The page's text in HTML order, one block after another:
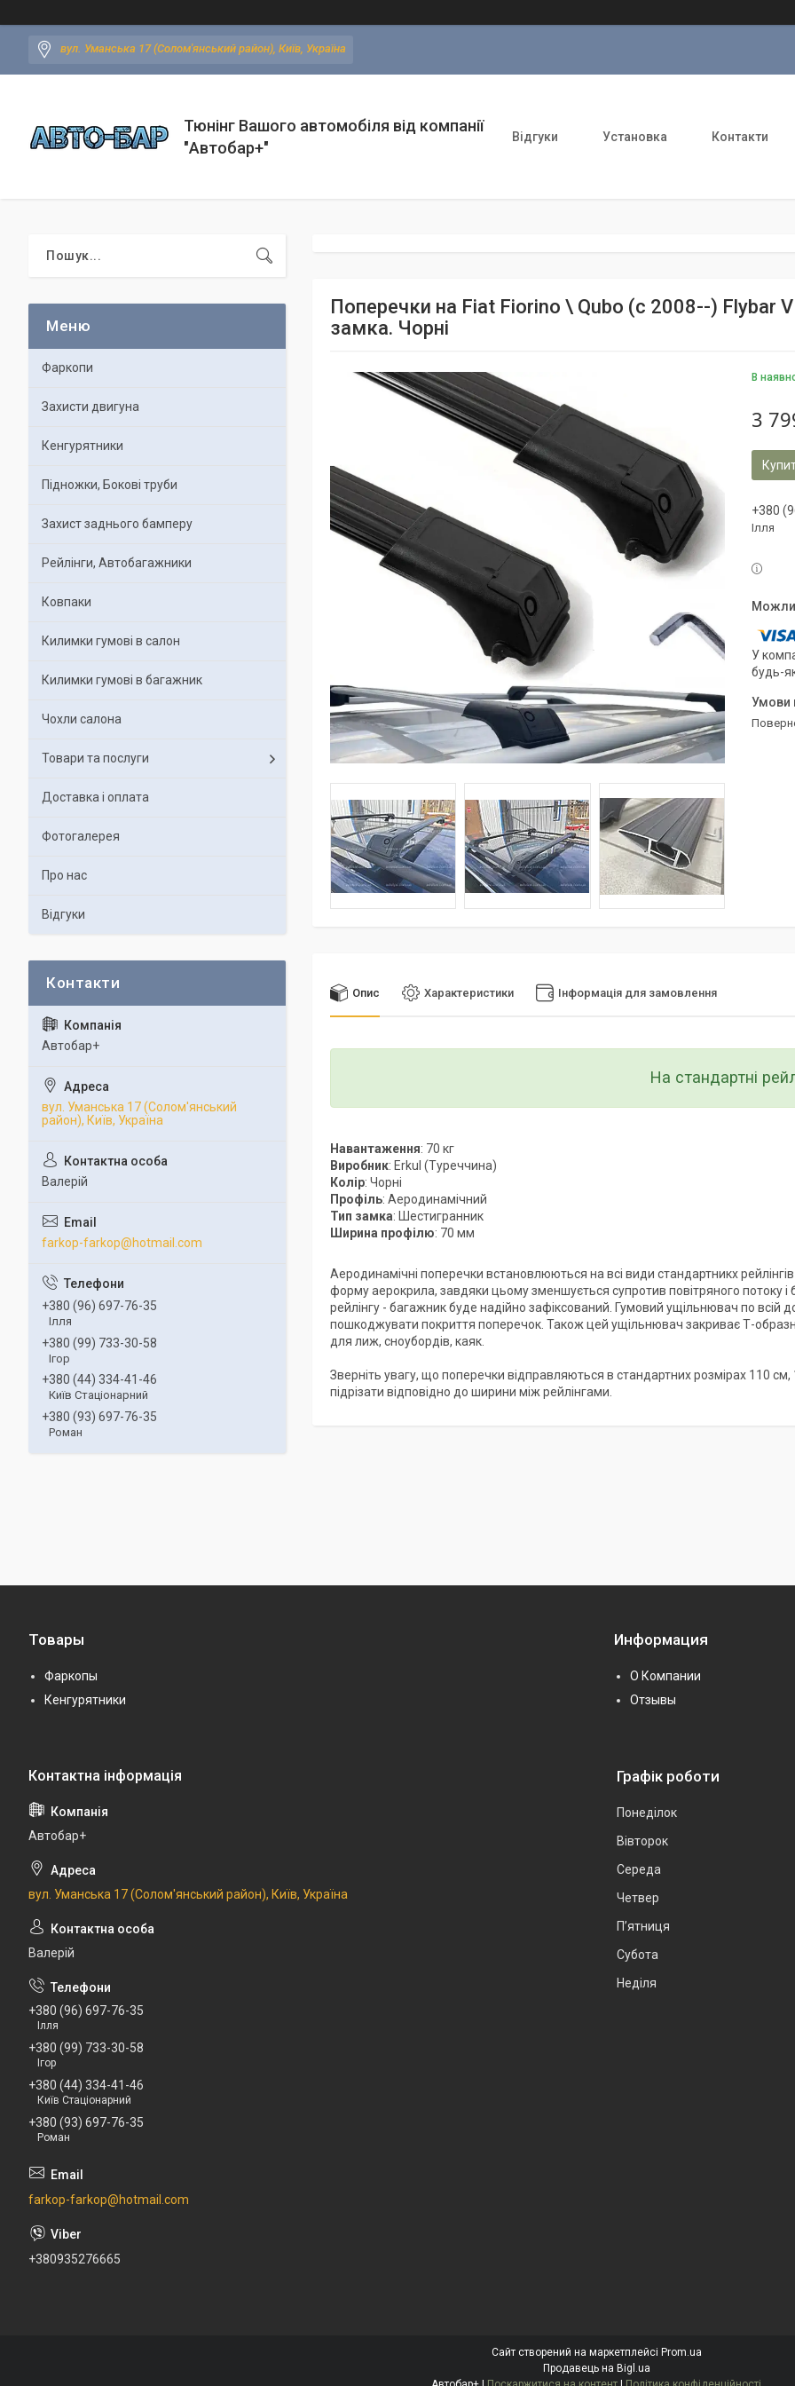
вул. Уманська 17 (Солом'янський район), Київ, Україна
Тюнінг Вашого автомобіля від компанії
"Автобар+"
Відгуки Установка Контакти
Поперечки на Fiat Fiorino \ Qubo (c 2008--) Flybar
замка. Чорні
В
3
+380
Ілля
У
будь-
Опис Характеристики Інформація для замовлення
На стандартні
Навантаження: 70 кг
Виробник: Erkul (Туреччина)
Колір: Чорні
Профіль: Аеродинамічний
Тип замка: Шестигранник
Ширина профілю: 70 мм
Аеродинамічні поперечки встановлюються на всі види стандартникх
форму аерокрила, завдяки цьому зменшується супротив повітряного потоку
рейлінгу - багажник буде надійно зафіксований. Гумовий ущільнювач по
пошкоджувати покриття поперечок. Також цей ущільнювач закриває Т-
для лиж, сноубордів, каяк.
Зверніть увагу, що поперечки відправляються в стандартних розмірах 110
підрізати відповідно до ширини між рейлінгами.
Фаркопи
Захисти двигуна
Кенгурятники
Підножки, Бокові труби
Захист заднього бамперу
Рейлінги, Автобагажники
Ковпаки
Килимки гумові в салон
Килимки гумові в багажник
Чохли салона
Товари та послуги
Доставка і оплата
Фотогалерея
Про нас
Відгуки
Автобар+
вул. Уманська 17 (Солом'янський
район), Київ, Україна
Валерій
farkop-farkop@hotmail.com
+380 (96) 697-76-35
Ілля
+380 (99) 733-30-58
Ігор
+380 (44) 334-41-46
Київ Стаціонарний
+380 (93) 697-76-35
Роман
Товары
Фаркопы
Кенгурятники
Информация
О Компании
Отзывы
Автобар+
вул. Уманська 17 (Солом'янський район), Київ, Україна
Валерій
+380 (96) 697-76-35
Ілля
+380 (99) 733-30-58
Ігор
+380 (44) 334-41-46
Київ Стаціонарний
+380 (93) 697-76-35
Роман
farkop-farkop@hotmail.com
+380935276665
Графік роботи
Понеділок
Вівторок
Середа
Четвер
Пʼятниця
Субота
Неділя
Сайт створений на маркетплейсі Prom.ua
Продавець на Bigl.ua